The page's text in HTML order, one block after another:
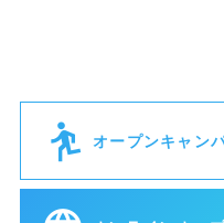
オープンキャン